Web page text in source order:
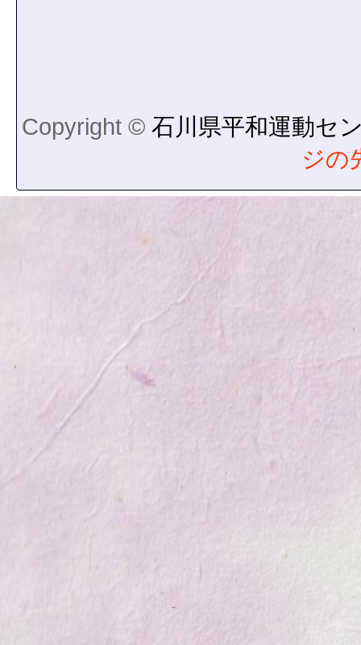
Copyright © 石川県平和運動セ
ジの